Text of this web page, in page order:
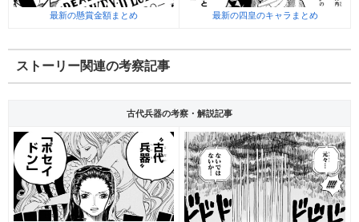
最新の懸賞金額まとめ 最新の四皇のキャラまとめ
ストーリー関連の考察記事
古代兵器の考察・解説記事